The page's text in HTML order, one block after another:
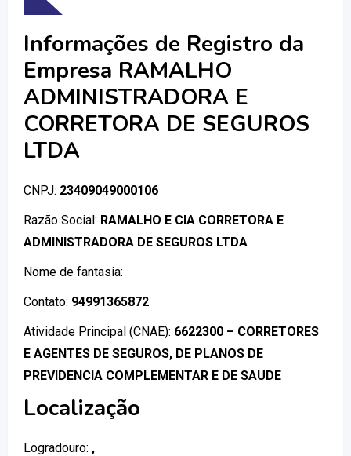
Informações de Registro da
Empresa RAMALHO
ADMINISTRADORA E
CORRETORA DE SEGUROS
LTDA
CNPJ: 23409049000106
Razão Social: RAMALHO E CIA CORRETORA E
ADMINISTRADORA DE SEGUROS LTDA
Nome de fantasia:
Contato: 94991365872
Atividade Principal (CNAE): 6622300 – CORRETORES
E AGENTES DE SEGUROS, DE PLANOS DE
PREVIDENCIA COMPLEMENTAR E DE SAUDE
Localização
Logradouro: ,